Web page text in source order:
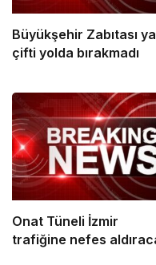
Büyükşehir Zabıtası
çifti yolda bırakmadı
Onat Tüneli İzmir
trafiğine nefes